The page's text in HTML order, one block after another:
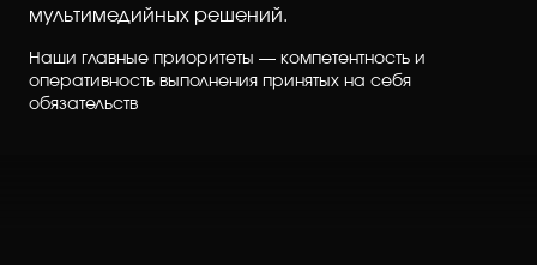
мультимедийных решений.
Наши главные приоритеты — компетентность и
оперативность выполнения принятых на себя
обязательств